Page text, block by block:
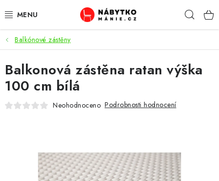
na
OBÝVACÍ POKOJ
KUCHYŇ A JÍDELNA
LOŽNICE
KOUPELNA A WC
Balkónové zástěny
Balkonová zástěna ratan výška
100 cm bílá
Neohodnoceno Podrobnosti hodnocení